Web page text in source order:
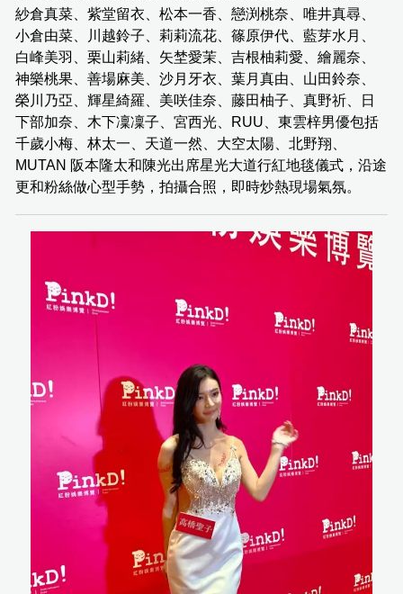
紗倉真菜、紫堂留衣、松本一香、戀渕桃奈、唯井真尋、
小倉由菜、川越鈴子、莉莉流花、篠原伊代、藍芽水月、
白峰美羽、栗山莉緒、矢埜愛茉、吉根柚莉愛、繪麗奈、
神樂桃果、善場麻美、沙月牙衣、葉月真由、山田鈴奈、
榮川乃亞、輝星綺羅、美咲佳奈、藤田柚子、真野祈、日
下部加奈、木下凜凜子、宮西光、RUU、東雲梓男優包括
千歲小梅、林太一、天道一然、大空太陽、北野翔、
MUTAN 阪本隆太和陳光出席星光大道行紅地毯儀式，沿途
更和粉絲做心型手勢，拍攝合照，即時炒熱現場氣氛。